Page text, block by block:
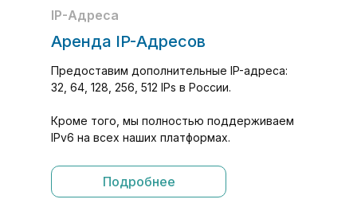
IP-Адреса
Аренда IP-Адресов
Предоставим дополнительные IP-адреса:
32, 64, 128, 256, 512 IPs в России.
Кроме того, мы полностью поддерживаем
IPv6 на всех наших платформах.
Подробнее